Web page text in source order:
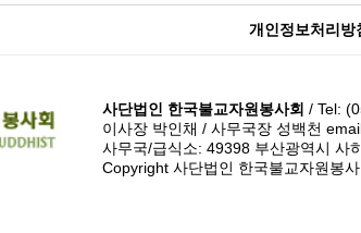
개인정보처리방
사단법인 한국불교자원봉사회 / Tel:
이사장 박인채 / 사무국장 성백천
사무국/급식소: 49398 부산광역시 사
Copyright 사단법인 한국불교자원